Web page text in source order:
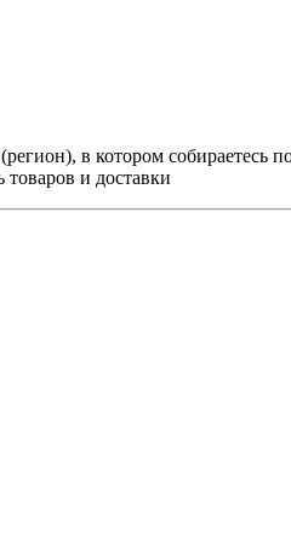
в котором собираетесь
и доставки